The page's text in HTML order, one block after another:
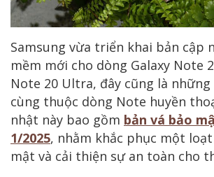
Samsung vừa triển khai bản cập
mềm mới cho dòng Galaxy Note
Note 20 Ultra, đây cũng là
cùng thuộc dòng Note huyền
nhật này bao gồm bản vá bảo
1/2025, nhằm khắc phục một
mật và cải thiện sự an toàn cho